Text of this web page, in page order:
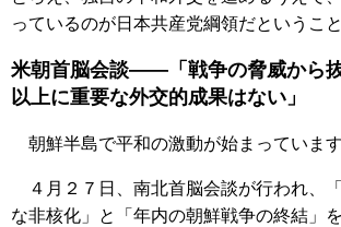
っているのが日本共産党綱領だということ
米朝首脳会談――「戦争の脅威から
以上に重要な外交的成果はない」
朝鮮半島で平和の激動が始まっています
４月２７日、南北首脳会談が行われ、
な非核化」と「年内の朝鮮戦争の終結」